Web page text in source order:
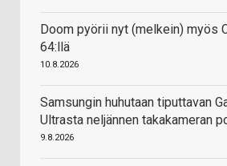
Doom pyörii nyt (melkein) myös
64:llä
10.8.2026
Samsungin huhutaan tiputtavan
Ultrasta neljännen takakameran
9.8.2026